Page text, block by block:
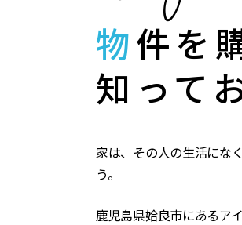
物件
知って
家は、その人の生活にな
う。
鹿児島県姶良市にあるア